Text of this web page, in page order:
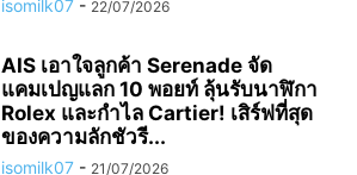
isomilk07 - 22/07/2026
AIS เอาใจลูกค้า Serenade จัด
แคมเปญแลก 10 พอยท์ ลุ้นรับนาฬิกา
Rolex และกำไล Cartier! เสิร์ฟที่สุด
ของความลักชัวรี...
isomilk07 - 21/07/2026